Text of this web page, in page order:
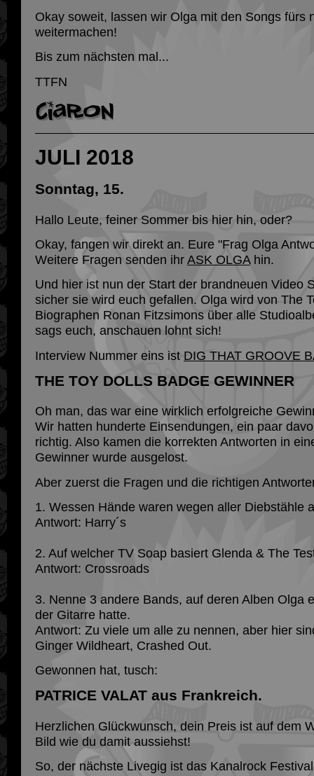
Okay soweit, lassen wir Olga mit den Songs fürs
weitermachen!
Bis zum nächsten mal...
TTFN
JULI 2018
Sonntag, 15.
Hallo Leute, feiner Sommer bis hier hin, oder?
Okay, fangen wir direkt an. Eure "Frag Olga
Weitere Fragen senden ihrASK OLGAhin.
Und hier ist nun der Start der brandneuen Video
sicher sie wird euch gefallen. Olga wird von The
Biographen Ronan Fitzsimons über alle
sags euch, anschauen lohnt sich!
Interview Nummer eins ist DIG THAT GROOVE
THE TOY DOLLS BADGE GEWINNER
Oh man, das war eine wirklich erfolgreiche
Wir hatten hunderte Einsendungen, ein paar
richtig. Also kamen die korrekten Antworten in
Gewinner wurde ausgelost.
Aber zuerst die Fragen und die richtigen
1. Wessen Hände waren wegen aller Diebstähle
Antwort: Harry´s
2. Auf welcher TV Soap basiert Glenda & The
Antwort: Crossroads
3. Nenne 3 andere Bands, auf deren Alben Olga
der Gitarre hatte.
Antwort: Zu viele um alle zu nennen, aber hier
Ginger Wildheart, Crashed Out.
Gewonnen hat, tusch:
PATRICE VALAT aus Frankreich.
Herzlichen Glückwunsch, dein Preis ist auf dem
Bild wie du damit aussiehst!
So, der nächste Livegig ist das Kanalrock